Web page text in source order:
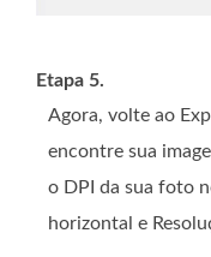
Etapa 5.
Agora, volte ao
encontre sua
o DPI da sua foto
horizontal e